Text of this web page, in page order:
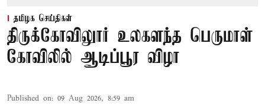
தமிழக செய்திகள்
திருக்கோவிலுார் உலகளந்த பெருமாள்
கோவிலில் ஆடிப்பூர விழா
Published on: 09 Aug 2026, 8:59 am